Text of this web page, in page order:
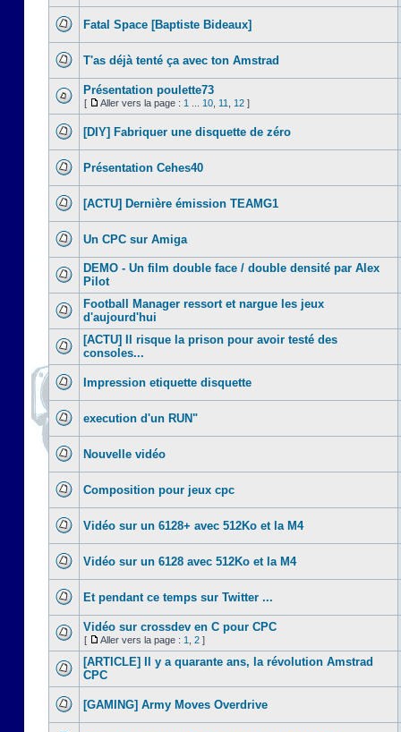
Fatal Space [Baptiste Bideaux]
T'as déjà tenté ça avec ton Amstrad
Présentation poulette73
[ Aller vers la page : 1 10 11 12 ]
[DIY] Fabriquer une disquette de zéro
Présentation Cehes40
[ACTU] Dernière émission TEAMG1
Un CPC sur Amiga
DEMO - Un film double face / double densité par Alex
Pilot
Football Manager ressort et nargue les jeux
d'aujourd'hui
[ACTU] Il risque la prison pour avoir testé des
consoles...
Impression etiquette disquette
execution d'un RUN"
Nouvelle vidéo
Composition pour jeux cpc
Vidéo sur un 6128+ avec 512Ko et la M4
Vidéo sur un 6128 avec 512Ko et la M4
Et pendant ce temps sur Twitter ...
Vidéo sur crossdev en C pour CPC
[ Aller vers la page : 1 2 ]
[ARTICLE] Il y a quarante ans, la révolution Amstrad
CPC
[GAMING] Army Moves Overdrive